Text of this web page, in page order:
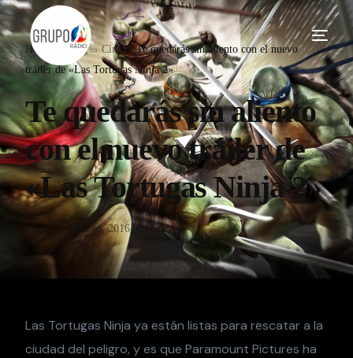
Home Blog Cine
Te quedarás sin aliento con el nuevo
tráiler de «Las Tortugas Ninja 2»
Te quedarás sin aliento
con el nuevo tráiler de
«Las Tortugas Ninja 2»
admin 5 Mayo, 2016 Cine
Las Tortugas Ninja ya están listas para rescatar a la
ciudad del peligro, y es que Paramount Pictures ha